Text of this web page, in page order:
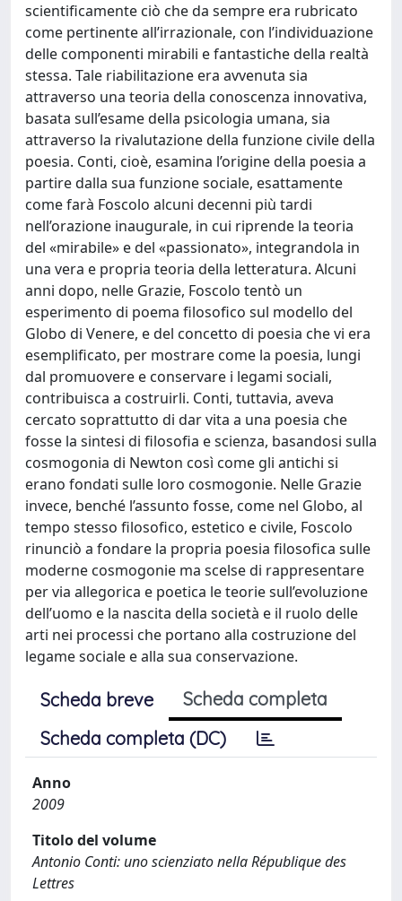
scientificamente ciò che da sempre era rubricato
come pertinente all’irrazionale, con l’individuazione
delle componenti mirabili e fantastiche della realtà
stessa. Tale riabilitazione era avvenuta sia
attraverso una teoria della conoscenza innovativa,
basata sull’esame della psicologia umana, sia
attraverso la rivalutazione della funzione civile della
poesia. Conti, cioè, esamina l’origine della poesia a
partire dalla sua funzione sociale, esattamente
come farà Foscolo alcuni decenni più tardi
nell’orazione inaugurale, in cui riprende la teoria
del «mirabile» e del «passionato», integrandola in
una vera e propria teoria della letteratura. Alcuni
anni dopo, nelle Grazie, Foscolo tentò un
esperimento di poema filosofico sul modello del
Globo di Venere, e del concetto di poesia che vi era
esemplificato, per mostrare come la poesia, lungi
dal promuovere e conservare i legami sociali,
contribuisca a costruirli. Conti, tuttavia, aveva
cercato soprattutto di dar vita a una poesia che
fosse la sintesi di filosofia e scienza, basandosi sulla
cosmogonia di Newton così come gli antichi si
erano fondati sulle loro cosmogonie. Nelle Grazie
invece, benché l’assunto fosse, come nel Globo, al
tempo stesso filosofico, estetico e civile, Foscolo
rinunciò a fondare la propria poesia filosofica sulle
moderne cosmogonie ma scelse di rappresentare
per via allegorica e poetica le teorie sull’evoluzione
dell’uomo e la nascita della società e il ruolo delle
arti nei processi che portano alla costruzione del
legame sociale e alla sua conservazione.
Scheda breve
Scheda completa
Scheda completa (DC)
Anno
2009
Titolo del volume
Antonio Conti: uno scienziato nella République des
Lettres